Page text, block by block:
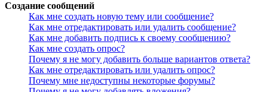
Создание сообщений
Как мне создать новую тему или сообщение?
Как мне отредактировать или удалить сообщение?
Как мне добавить подпись к своему сообщению?
Как мне создать опрос?
Почему я не могу добавить больше вариантов ответа?
Как мне отредактировать или удалить опрос?
Почему мне недоступны некоторые форумы?